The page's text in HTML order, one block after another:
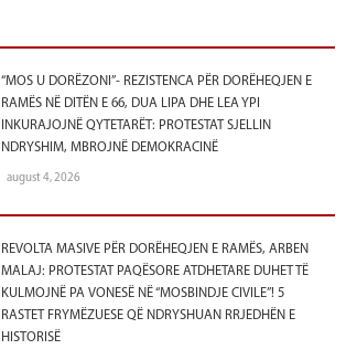
“MOS U DORËZONI”- REZISTENCA PËR DORËHEQJEN E
RAMËS NË DITËN E 66, DUA LIPA DHE LEA YPI
INKURAJOJNË QYTETARËT: PROTESTAT SJELLIN
NDRYSHIM, MBROJNË DEMOKRACINË
august 4, 2026
REVOLTA MASIVE PËR DORËHEQJEN E RAMËS, ARBEN
MALAJ: PROTESTAT PAQËSORE ATDHETARE DUHET TË
KULMOJNË PA VONESË NË “MOSBINDJE CIVILE”! 5
RASTET FRYMËZUESE QË NDRYSHUAN RRJEDHËN E
HISTORISË